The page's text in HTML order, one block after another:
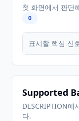
첫 화면에서 판단
0
표시할 핵심 신
Supported
DESCRIPTION
다.